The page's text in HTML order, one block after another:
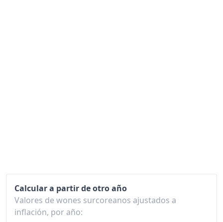
2003
333.44
2004
345.42
2005
Calcular a partir de otro año
Valores de wones surcoreanos ajustados a
inflación, por año: